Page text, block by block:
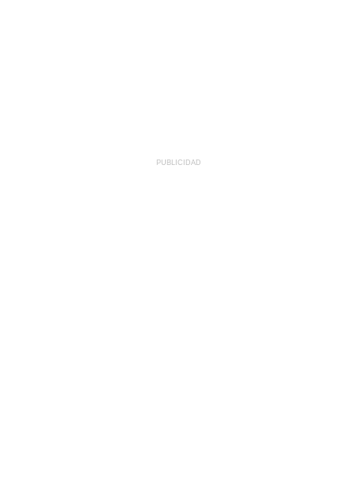
PUBLICIDAD